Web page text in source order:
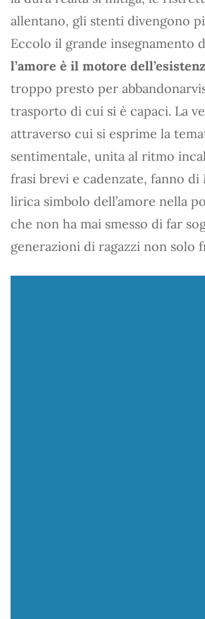
allentano, gli stenti divengono
Eccolo il grande insegnamento
l’amore è il motore
troppo presto per
trasporto di cui si è capaci. La
attraverso cui si esprime la
sentimentale, unita al ritmo
frasi brevi e cadenzate, fanno di
lirica simbolo dell’amore nella
che non ha mai smesso di far
generazioni di ragazzi non solo